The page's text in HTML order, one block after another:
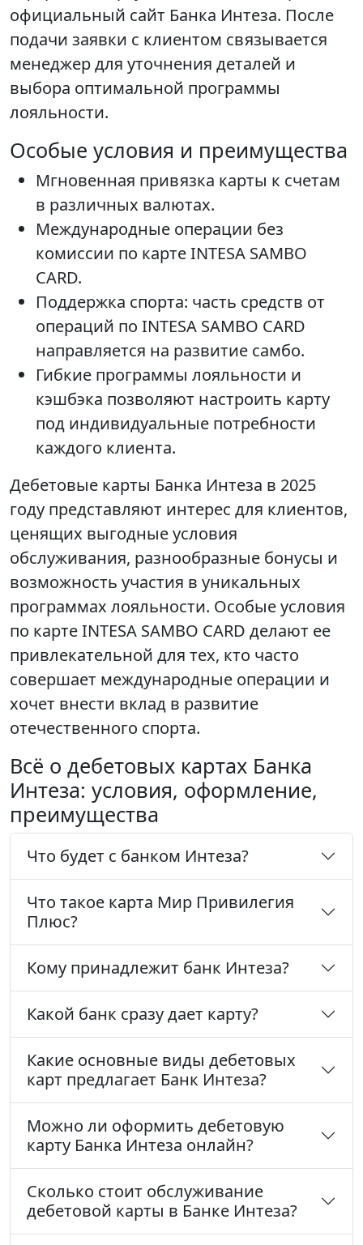
официальный сайт Банка Интеза. После
подачи заявки с клиентом связывается
менеджер для уточнения деталей и
выбора оптимальной программы
лояльности.
Особые условия и преимущества
Мгновенная привязка карты к счетам
в различных валютах.
Международные операции без
комиссии по карте INTESA SAMBO
CARD.
Поддержка спорта: часть средств от
операций по INTESA SAMBO CARD
направляется на развитие самбо.
Гибкие программы лояльности и
кэшбэка позволяют настроить карту
под индивидуальные потребности
каждого клиента.
Дебетовые карты Банка Интеза в 2025
году представляют интерес для клиентов,
ценящих выгодные условия
обслуживания, разнообразные бонусы и
возможность участия в уникальных
программах лояльности. Особые условия
по карте INTESA SAMBO CARD делают ее
привлекательной для тех, кто часто
совершает международные операции и
хочет внести вклад в развитие
отечественного спорта.
Всё о дебетовых картах Банка
Интеза: условия, оформление,
преимущества
Что будет с банком Интеза?
Что такое карта Мир Привилегия
Плюс?
Кому принадлежит банк Интеза?
Какой банк сразу дает карту?
Какие основные виды дебетовых
карт предлагает Банк Интеза?
Можно ли оформить дебетовую
карту Банка Интеза онлайн?
Сколько стоит обслуживание
дебетовой карты в Банке Интеза?